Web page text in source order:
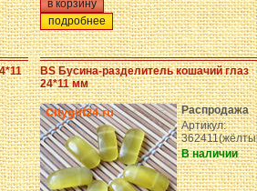
подробнее
BS Бусина-разделитель кошачий глаз
24*11 мм
Распродажа
Артикул:
В наличии